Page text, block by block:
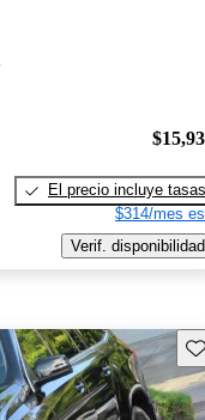
El precio incluye tasas
$314/mes
Verif. disponibilidad